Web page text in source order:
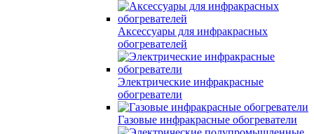
Аксессуары для инфракрасных
обогревателей
Электрические инфракрасные
обогреватели
Газовые инфракрасные обогреватели